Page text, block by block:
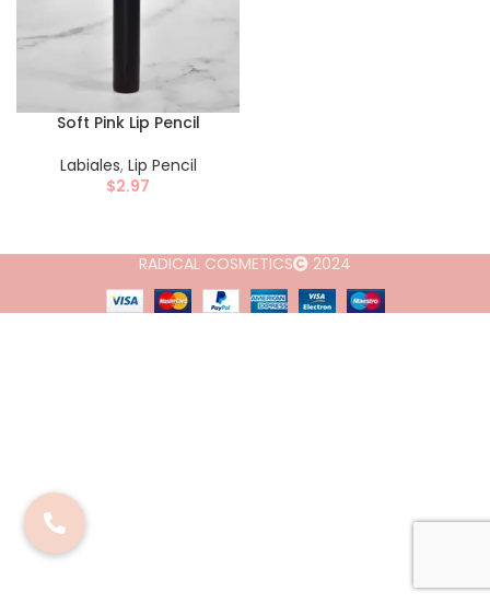
Soft Pink Lip Pencil
Labiales, Lip Pencil
$2.97
RADICAL COSMETICS 2024